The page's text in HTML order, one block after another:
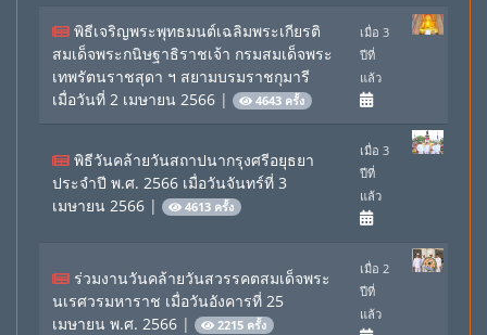
พิธีเจริญพระพุทธมนต์เฉลิมพระเกียรติ
สมเด็จพระกนิษฐาธิราชเจ้า กรมสมเด็จพระ
เทพรัตนราชสุดา ฯ สยามบรมราชกุมารี
เมื่อวันที่ 2 เมษายน 2566 | 4643 ครั้ง
เมื่อ 3
ปีที่
แล้ว
พิธีวันคล้ายวันสถาปนากรุงศรีอยุธยา
ประจำปี พ.ศ. 2566 เมื่อวันจันทร์ที่ 3
เมษายน 2566 | 4613 ครั้ง
เมื่อ 3
ปีที่
แล้ว
ร่วมงานวันคล้ายวันสวรรคตสมเด็จพระ
นเรศวรมหาราช เมื่อวันอังคารที่ 25
เมษายน พ.ศ. 2566 | 2215 ครั้ง
เมื่อ 2
ปีที่
แล้ว